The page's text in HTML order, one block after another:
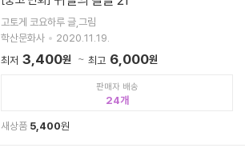
고토게 코요하루 글,그림
학산문화사
2020.11.19.
최저 3,400원 최고 6,000원
판매자 배송
24
새상품 5,400원